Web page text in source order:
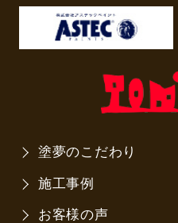
塗夢のこだわり
施工事例
お客様の声